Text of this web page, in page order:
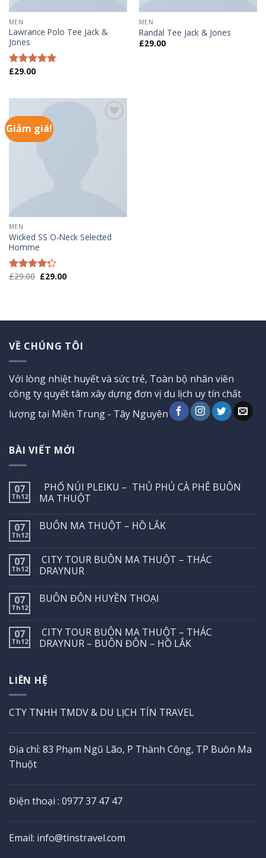
MEN
Lawrance Polo Tee Jack &
Jones
Được xếp
£29.00
MEN
Randal Tee Jack & Jones
£29.00
Giảm giá!
MEN
Wicked SS O-Neck Selected
Homme
Được xếp
£29.00 £29.00
VỀ CHÚNG TÔI
Với lòng nhiệt huyết và sức trẻ, Toàn bộ nhân viên
công ty quyết tâm xây dựng đơn vị du lịch uy tín chất
lượng tại Miền Trung - Tây Nguyên
BÀI VIẾT MỚI
07
Th12
PHỐ NÚI PLEIKU – THỦ PHỦ CÀ PHÊ BUÔN
MA THUỘT
07
Th12
BUÔN MA THUỘT – HỒ LẮK
07
Th12
CITY TOUR BUÔN MA THUỘT – THÁC
DRAYNUR
07
Th12
BUÔN ĐÔN HUYỀN THOẠI
07
Th12
CITY TOUR BUÔN MA THUỘT – THÁC
DRAYNUR – BUÔN ĐÔN – HỒ LẮK
LIÊN HỆ
CTY TNHH TMDV & DU LỊCH TÍN TRAVEL
Địa chỉ: 83 Phạm Ngũ Lão, P Thành Công, TP Buôn Ma
Thuột
Điện thoại : 0977 37 47 47
Email: info@tinstravel.com